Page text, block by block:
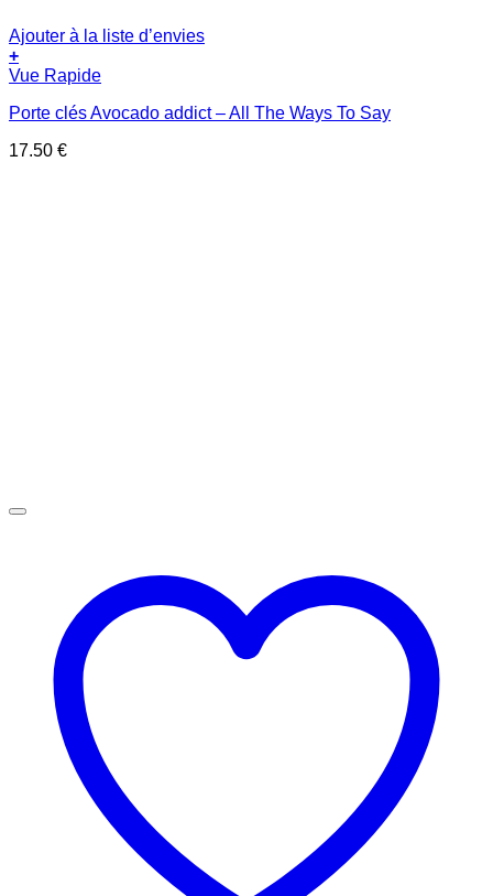
Ajouter à la liste d’envies
+
Vue Rapide
Porte clés Avocado addict – All The Ways To Say
17.50 €